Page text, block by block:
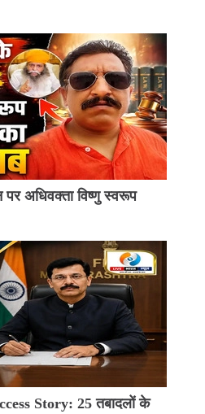
अधिवक्ता विष्णु स्वरूप
Story: 25 तबादलों के